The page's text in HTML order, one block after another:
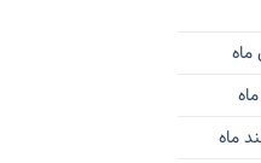
ماه
ماه